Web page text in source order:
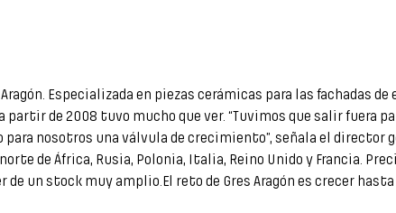
Aragón. Especializada en piezas cerámicas para las fachadas
de 2008 tuvo mucho que ver. “Tuvimos que salir fuera
nosotros una válvula de crecimiento”, señala el director
de África, Rusia, Polonia, Italia, Reino Unido y Francia.
un stock muy amplio.El reto de Gres Aragón es crecer